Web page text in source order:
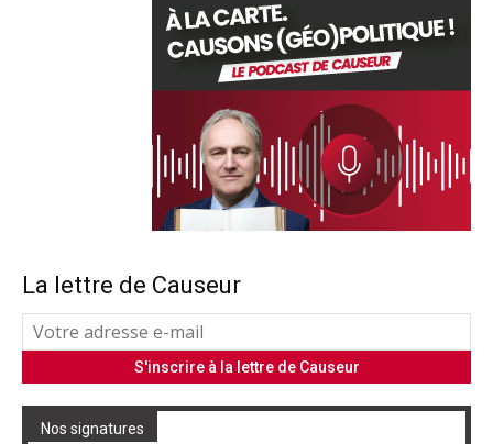
La lettre de Causeur
Nos signatures